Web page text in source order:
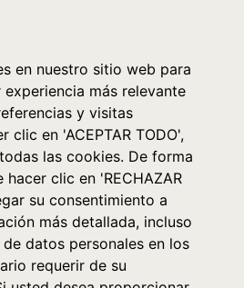
en nuestro sitio web para
más relevante
y visitas
clic en 'ACEPTAR TODO',
las cookies. De forma
clic en 'RECHAZAR
su consentimiento a
más detallada, incluso
datos personales en los
requerir de su